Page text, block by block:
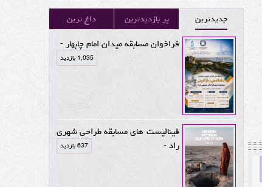
جدیدترین پر بازدیدترین داغ ترین
فراخوان مسابقه میدان امام چابهار -
1,035 بازدید
فینالیست های مسابقه طراحی شهری
راد -
637 بازدید